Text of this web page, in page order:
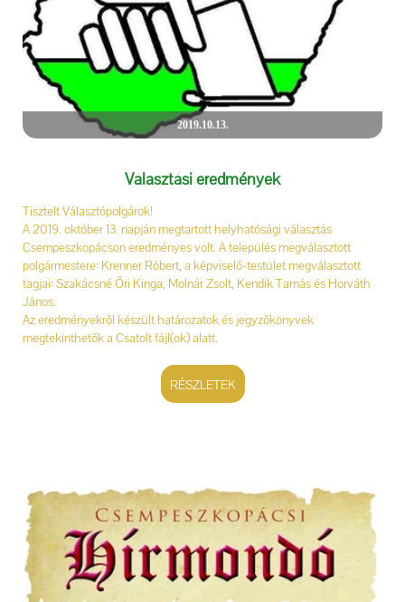
2019.10.13.
Választási eredmények
Tisztelt Választópolgárok!
A 2019. október 13. napján megtartott helyhatósági választás
Csempeszkopácson eredményes volt. A település megválasztott
polgármestere: Krenner Róbert, a képviselő-testület megválasztott
tagjai: Szakácsné Őri Kinga, Molnár Zsolt, Kendik Tamás és Horváth
János.
Az eredményekről készült határozatok és jegyzőkönyvek
megtekinthetők a Csatolt fájl(ok) alatt.
RÉSZLETEK